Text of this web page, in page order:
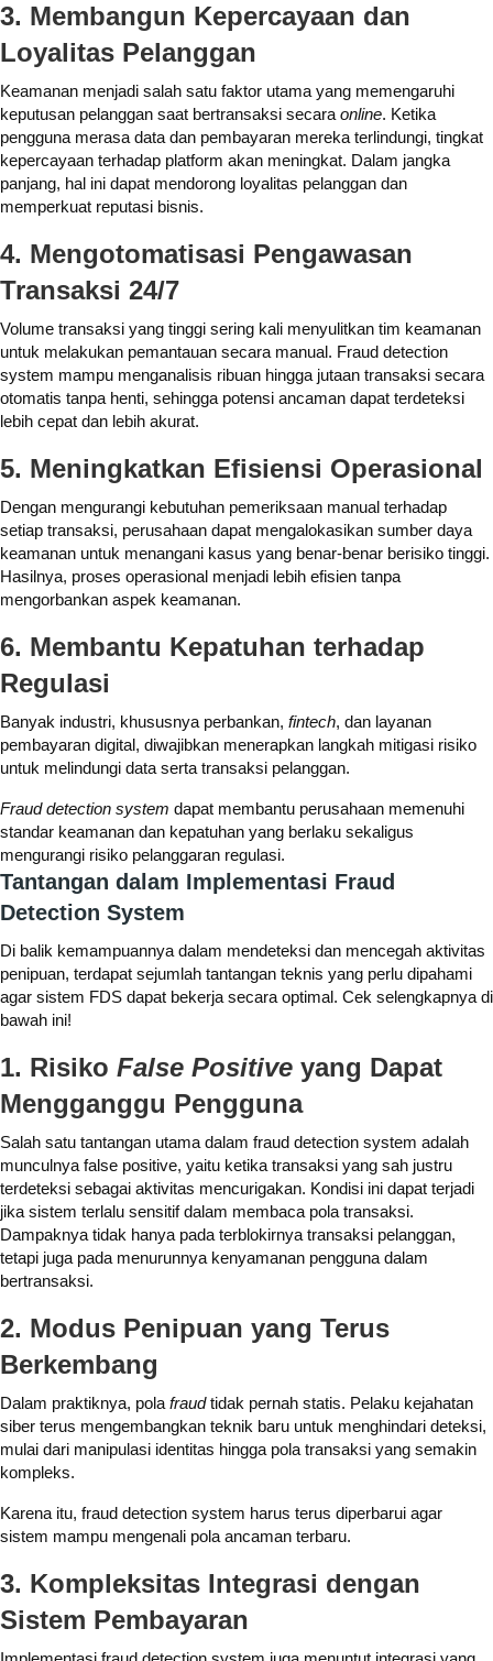
3. Membangun Kepercayaan dan
Loyalitas Pelanggan
Keamanan menjadi salah satu faktor utama yang memengaruhi
keputusan pelanggan saat bertransaksi secara online. Ketika
pengguna merasa data dan pembayaran mereka terlindungi, tingkat
kepercayaan terhadap platform akan meningkat. Dalam jangka
panjang, hal ini dapat mendorong loyalitas pelanggan dan
memperkuat reputasi bisnis.
4. Mengotomatisasi Pengawasan
Transaksi 24/7
Volume transaksi yang tinggi sering kali menyulitkan tim keamanan
untuk melakukan pemantauan secara manual. Fraud detection
system mampu menganalisis ribuan hingga jutaan transaksi secara
otomatis tanpa henti, sehingga potensi ancaman dapat terdeteksi
lebih cepat dan lebih akurat.
5. Meningkatkan Efisiensi Operasional
Dengan mengurangi kebutuhan pemeriksaan manual terhadap
setiap transaksi, perusahaan dapat mengalokasikan sumber daya
keamanan untuk menangani kasus yang benar-benar berisiko tinggi.
Hasilnya, proses operasional menjadi lebih efisien tanpa
mengorbankan aspek keamanan.
6. Membantu Kepatuhan terhadap
Regulasi
Banyak industri, khususnya perbankan, fintech, dan layanan
pembayaran digital, diwajibkan menerapkan langkah mitigasi risiko
untuk melindungi data serta transaksi pelanggan.
Fraud detection system dapat membantu perusahaan memenuhi
standar keamanan dan kepatuhan yang berlaku sekaligus
mengurangi risiko pelanggaran regulasi.
Tantangan dalam Implementasi Fraud
Detection System
Di balik kemampuannya dalam mendeteksi dan mencegah aktivitas
penipuan, terdapat sejumlah tantangan teknis yang perlu dipahami
agar sistem FDS dapat bekerja secara optimal. Cek selengkapnya di
bawah ini!
1. Risiko False Positive yang Dapat
Mengganggu Pengguna
Salah satu tantangan utama dalam fraud detection system adalah
munculnya false positive, yaitu ketika transaksi yang sah justru
terdeteksi sebagai aktivitas mencurigakan. Kondisi ini dapat terjadi
jika sistem terlalu sensitif dalam membaca pola transaksi.
Dampaknya tidak hanya pada terblokirnya transaksi pelanggan,
tetapi juga pada menurunnya kenyamanan pengguna dalam
bertransaksi.
2. Modus Penipuan yang Terus
Berkembang
Dalam praktiknya, pola fraudtidak pernah statis. Pelaku kejahatan
siber terus mengembangkan teknik baru untuk menghindari deteksi,
mulai dari manipulasi identitas hingga pola transaksi yang semakin
kompleks.
Karena itu, fraud detection system harus terus diperbarui agar
sistem mampu mengenali pola ancaman terbaru.
3. Kompleksitas Integrasi dengan
Sistem Pembayaran